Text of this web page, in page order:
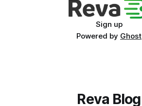
Sign up
Powered by Ghost
Reva Blog